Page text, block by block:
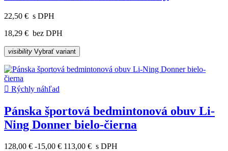
22,50 € s DPH
18,29 € bez DPH
visibility Vybrať variant
 Rýchly náhľad
Pánska športová bedmintonová obuv Li-
Ning Donner bielo-čierna
128,00 € -15,00 € 113,00 € s DPH